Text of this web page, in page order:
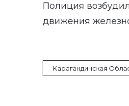
Полиция
движения
Карагандинская